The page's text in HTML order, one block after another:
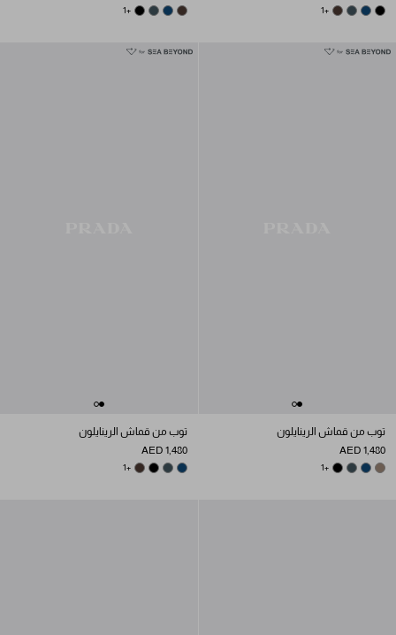
BLACK
BLUE
BOTTLE GREEN
EBONY
+1
EBONY
BLUE
BOTTLE GREEN
BLACK
+1
توب من قماش الرينايلون
AED 1,480
BEIGE
BLUE
BOTTLE GREEN
BLACK
+1
توب من قماش الرينايلون
AED 1,480
BLUE
BOTTLE GREEN
BLACK
EBONY
+1